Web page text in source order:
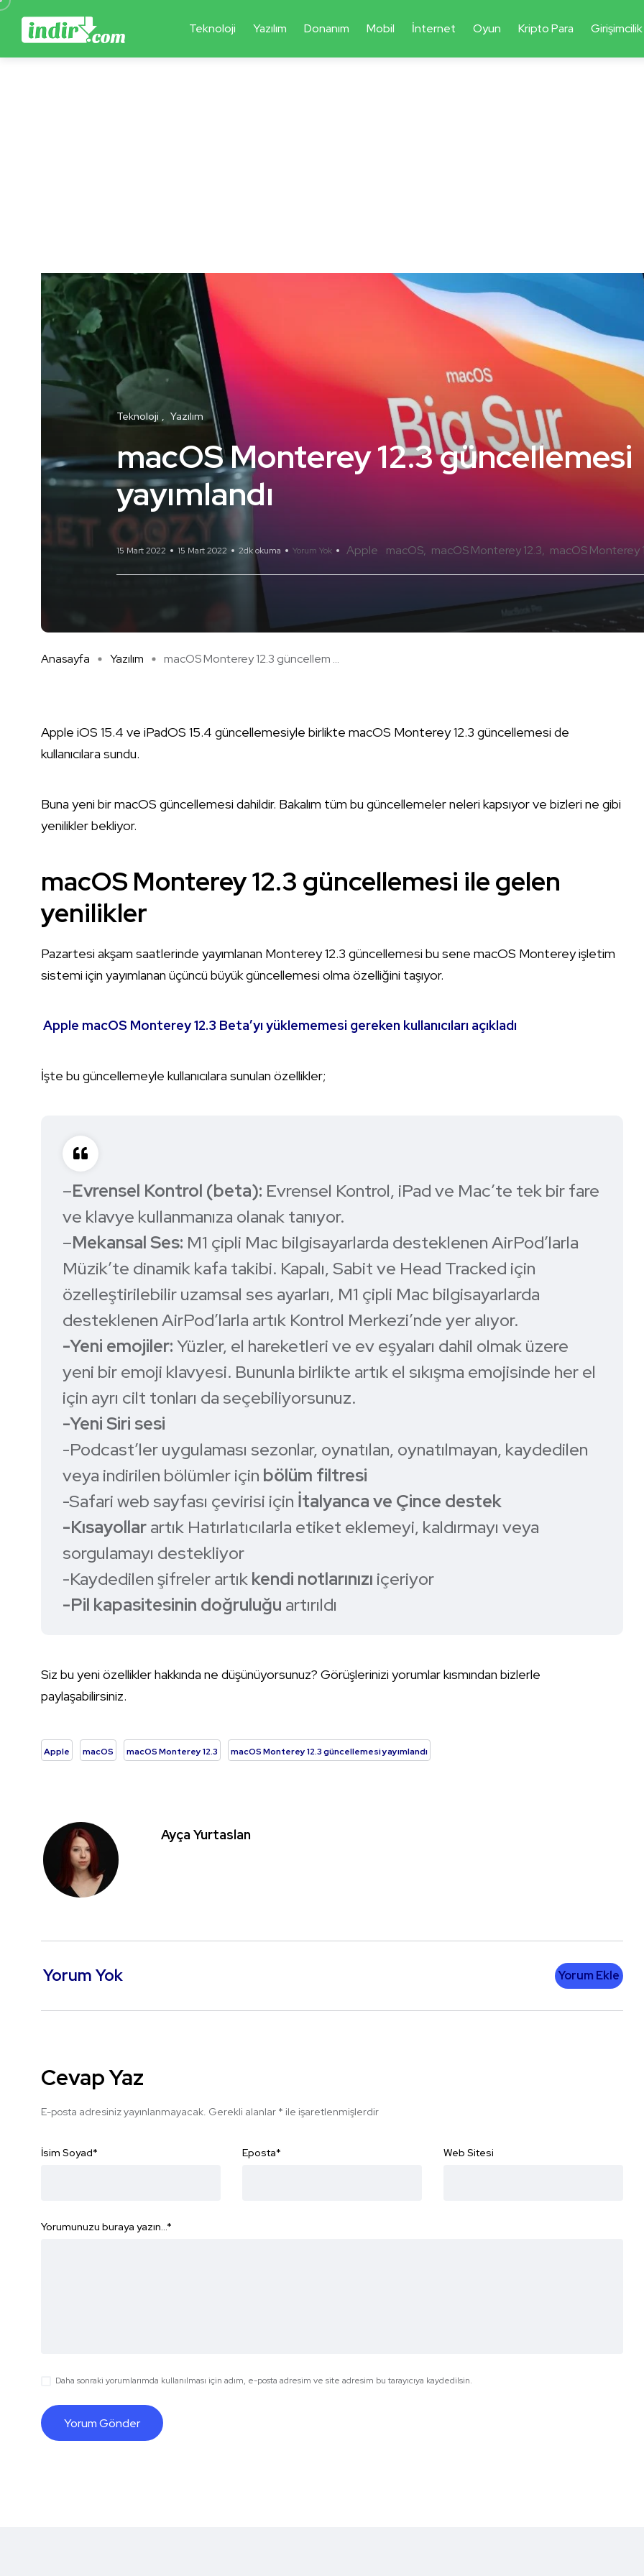
Teknoloji Yazılım Donanım Mobil İnternet Oyun Kripto Para Girişimcilik
Teknoloji Yazılım
macOS Monterey 12.3 güncellemesi
yayımlandı
15 Mart 2022 15 Mart 2022 2dk okuma Yorum Yok Apple macOS macOS Monterey 12.3 macOS Monterey
Anasayfa Yazılım macOS Monterey 12.3 güncellem ...
Apple iOS 15.4 ve iPadOS 15.4 güncellemesiyle birlikte macOS Monterey 12.3 güncellemesi de
kullanıcılara sundu.
Buna yeni bir macOS güncellemesi dahildir. Bakalım tüm bu güncellemeler neleri kapsıyor ve bizleri ne gibi
yenilikler bekliyor.
macOS Monterey 12.3 güncellemesi ile gelen
yenilikler
Pazartesi akşam saatlerinde yayımlanan Monterey 12.3 güncellemesi bu sene macOS Monterey işletim
sistemi için yayımlanan üçüncü büyük güncellemesi olma özelliğini taşıyor.
Apple macOS Monterey 12.3 Beta’yı yüklememesi gereken kullanıcıları açıkladı
İşte bu güncellemeyle kullanıcılara sunulan özellikler;
–Evrensel Kontrol (beta): Evrensel Kontrol, iPad ve Mac’te tek bir fare
ve klavye kullanmanıza olanak tanıyor.
–Mekansal Ses: M1 çipli Mac bilgisayarlarda desteklenen AirPod’larla
Müzik’te dinamik kafa takibi. Kapalı, Sabit ve Head Tracked için
özelleştirilebilir uzamsal ses ayarları, M1 çipli Mac bilgisayarlarda
desteklenen AirPod’larla artık Kontrol Merkezi’nde yer alıyor.
-Yeni emojiler:Yüzler, el hareketleri ve ev eşyaları dahil olmak üzere
yeni bir emoji klavyesi. Bununla birlikte artık el sıkışma emojisinde her el
için ayrı cilt tonları da seçebiliyorsunuz.
-Yeni Siri sesi
-Podcast’ler uygulaması sezonlar, oynatılan, oynatılmayan, kaydedilen
veya indirilen bölümler için bölüm filtresi
-Safari web sayfası çevirisi için İtalyanca ve Çince destek
-Kısayollarartık Hatırlatıcılarla etiket eklemeyi, kaldırmayı veya
sorgulamayı destekliyor
-Kaydedilen şifreler artıkkendi notlarınızı içeriyor
-Pil kapasitesinin doğruluğu artırıldı
Siz bu yeni özellikler hakkında ne düşünüyorsunuz? Görüşlerinizi yorumlar kısmından bizlerle
paylaşabilirsiniz.
Apple macOS macOS Monterey 12.3 macOS Monterey 12.3 güncellemesi yayımlandı
Ayça Yurtaslan
Yorum Yok Yorum Ekle
Cevap Yaz
E-posta adresiniz yayınlanmayacak. Gerekli alanlar * ile işaretlenmişlerdir
İsim Soyad* Eposta* Web Sitesi
Yorumunuzu buraya yazın...*
Daha sonraki yorumlarımda kullanılması için adım, e-posta adresim ve site adresim bu tarayıcıya kaydedilsin.